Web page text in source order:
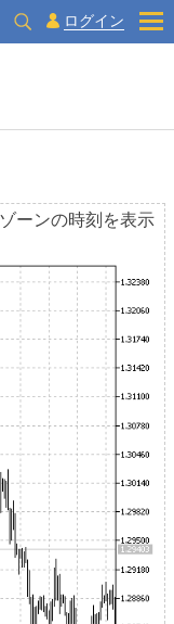
ログイン
ーンの時刻を表示